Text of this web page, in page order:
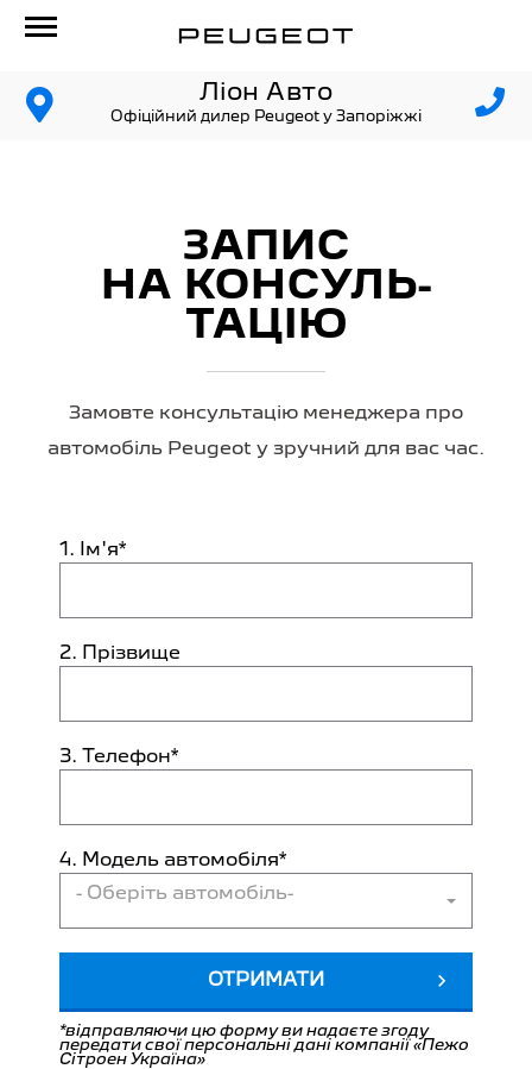
Ліон Авто
Офіційний дилер Peugeot у Запоріжжі
ЗАПИС
НА КОНСУЛЬ­
ТАЦІЮ
Замовте консультацію менеджера про
автомобіль Peugeot у зручний для вас час.